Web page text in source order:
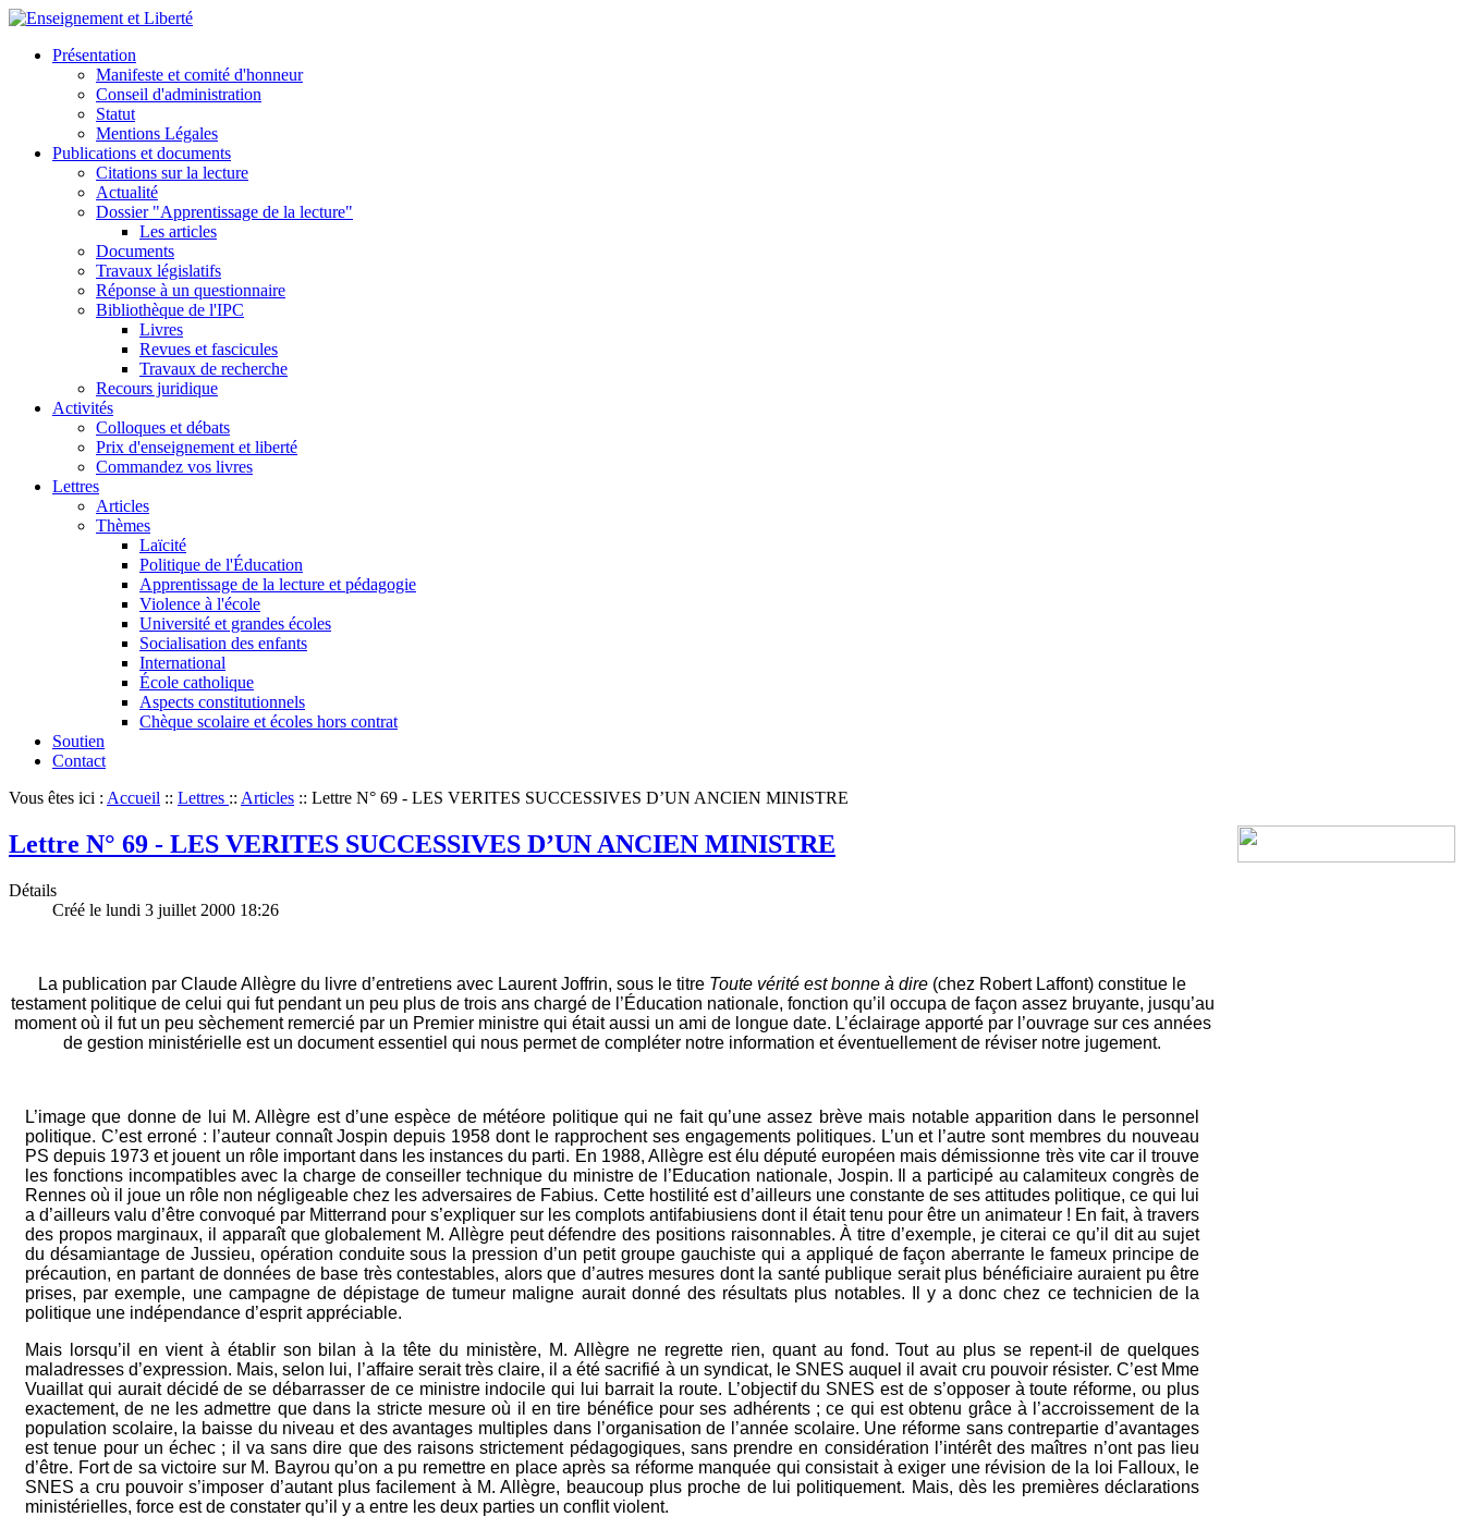
Présentation
Manifeste et comité d'honneur
Conseil d'administration
Statut
Mentions Légales
Publications et documents
Citations sur la lecture
Actualité
Dossier "Apprentissage de la lecture"
Les articles
Documents
Travaux législatifs
Réponse à un questionnaire
Bibliothèque de l'IPC
Livres
Revues et fascicules
Travaux de recherche
Recours juridique
Activités
Colloques et débats
Prix d'enseignement et liberté
Commandez vos livres
Lettres
Articles
Thèmes
Laïcité
Politique de l'Éducation
Apprentissage de la lecture et pédagogie
Violence à l'école
Université et grandes écoles
Socialisation des enfants
International
École catholique
Aspects constitutionnels
Chèque scolaire et écoles hors contrat
Soutien
Contact
Vous êtes ici : Accueil :: Lettres :: Articles :: Lettre N° 69 - LES VERITES SUCCESSIVES D’UN ANCIEN MINISTRE
Lettre N° 69 - LES VERITES SUCCESSIVES D’UN ANCIEN MINISTRE
Détails
Créé le lundi 3 juillet 2000 18:26
La publication par Claude Allègre du livre d’entretiens avec Laurent Joffrin, sous le titre Toute vérité est bonne à dire (chez Robert Laffont) constitue le
testament politique de celui qui fut pendant un peu plus de trois ans chargé de l’Éducation nationale, fonction qu’il occupa de façon assez bruyante, jusqu’au
moment où il fut un peu sèchement remercié par un Premier ministre qui était aussi un ami de longue date. L’éclairage apporté par l’ouvrage sur ces années
de gestion ministérielle est un document essentiel qui nous permet de compléter notre information et éventuellement de réviser notre jugement.
L’image que donne de lui M. Allègre est d’une espèce de météore politique qui ne fait qu’une assez brève mais notable apparition dans le personnel
politique. C’est erroné : l’auteur connaît Jospin depuis 1958 dont le rapprochent ses engagements politiques. L’un et l’autre sont membres du nouveau
PS depuis 1973 et jouent un rôle important dans les instances du parti. En 1988, Allègre est élu député européen mais démissionne très vite car il trouve
les fonctions incompatibles avec la charge de conseiller technique du ministre de l’Education nationale, Jospin. Il a participé au calamiteux congrès de
Rennes où il joue un rôle non négligeable chez les adversaires de Fabius. Cette hostilité est d’ailleurs une constante de ses attitudes politique, ce qui lui
a d’ailleurs valu d’être convoqué par Mitterrand pour s’expliquer sur les complots antifabiusiens dont il était tenu pour être un animateur ! En fait, à travers
des propos marginaux, il apparaît que globalement M. Allègre peut défendre des positions raisonnables. À titre d’exemple, je citerai ce qu’il dit au sujet
du désamiantage de Jussieu, opération conduite sous la pression d’un petit groupe gauchiste qui a appliqué de façon aberrante le fameux principe de
précaution, en partant de données de base très contestables, alors que d’autres mesures dont la santé publique serait plus bénéficiaire auraient pu être
prises, par exemple, une campagne de dépistage de tumeur maligne aurait donné des résultats plus notables. Il y a donc chez ce technicien de la
politique une indépendance d’esprit appréciable.
Mais lorsqu’il en vient à établir son bilan à la tête du ministère, M. Allègre ne regrette rien, quant au fond. Tout au plus se repent-il de quelques
maladresses d’expression. Mais, selon lui, l’affaire serait très claire, il a été sacrifié à un syndicat, le SNES auquel il avait cru pouvoir résister. C’est Mme
Vuaillat qui aurait décidé de se débarrasser de ce ministre indocile qui lui barrait la route. L’objectif du SNES est de s’opposer à toute réforme, ou plus
exactement, de ne les admettre que dans la stricte mesure où il en tire bénéfice pour ses adhérents ; ce qui est obtenu grâce à l’accroissement de la
population scolaire, la baisse du niveau et des avantages multiples dans l’organisation de l’année scolaire. Une réforme sans contrepartie d’avantages
est tenue pour un échec ; il va sans dire que des raisons strictement pédagogiques, sans prendre en considération l’intérêt des maîtres n’ont pas lieu
d’être. Fort de sa victoire sur M. Bayrou qu’on a pu remettre en place après sa réforme manquée qui consistait à exiger une révision de la loi Falloux, le
SNES a cru pouvoir s’imposer d’autant plus facilement à M. Allègre, beaucoup plus proche de lui politiquement. Mais, dès les premières déclarations
ministérielles, force est de constater qu’il y a entre les deux parties un conflit violent.